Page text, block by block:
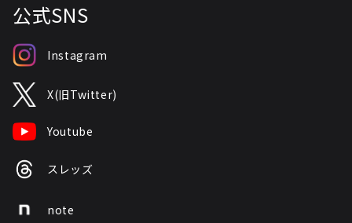
公式SNS
Instagram
X(旧Twitter)
Youtube
スレッズ
note